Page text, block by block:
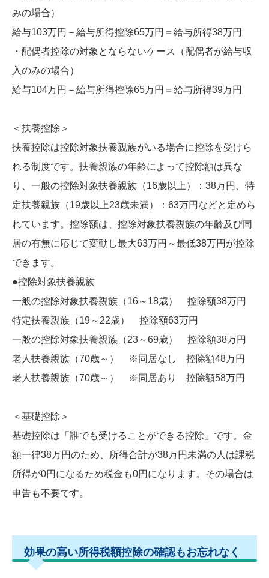
みの場合）
給与103万円－給与所得控除65万円＝給与所得38万円
・配偶者控除の対象とならないケース（配偶者が給与収
入のみの場合）
給与104万円－給与所得控除65万円＝給与所得39万円
＜扶養控除＞
扶養控除は控除対象扶養親族がいる場合に控除を受けら
れる制度です。扶養親族の年齢によって控除額は異な
り、一般の控除対象扶養親族（16歳以上）：38万円、特
定扶養親族（19歳以上23歳未満）：63万円などと定めら
れています。控除額は、控除対象扶養親族の年齢及び同
居の有無に応じて変動し最大63万円～最低38万円が控除
できます。
●控除対象扶養親族
一般の控除対象扶養親族（16～18歳） 控除額38万円
特定扶養親族（19～22歳） 控除額63万円
一般の控除対象扶養親族（23～69歳） 控除額38万円
老人扶養親族（70歳～） ※同居なし 控除額48万円
老人扶養親族（70歳～） ※同居あり 控除額58万円
＜基礎控除＞
基礎控除は「誰でも受けることができる控除」です。金
額一律38万円のため、所得合計が38万円未満の人は課税
所得が0円になるため税金も0円になります。その場合は
申告も不要です。
効果の高い所得税額控除の確認もお忘れなく